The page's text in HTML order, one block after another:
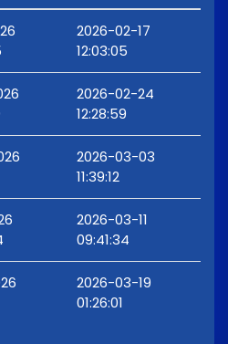
2026-02-17
12:03:05
2026-02-24
12:28:59
2026-03-03
11:39:12
2026-03-11
09:41:34
2026-03-19
01:26:01